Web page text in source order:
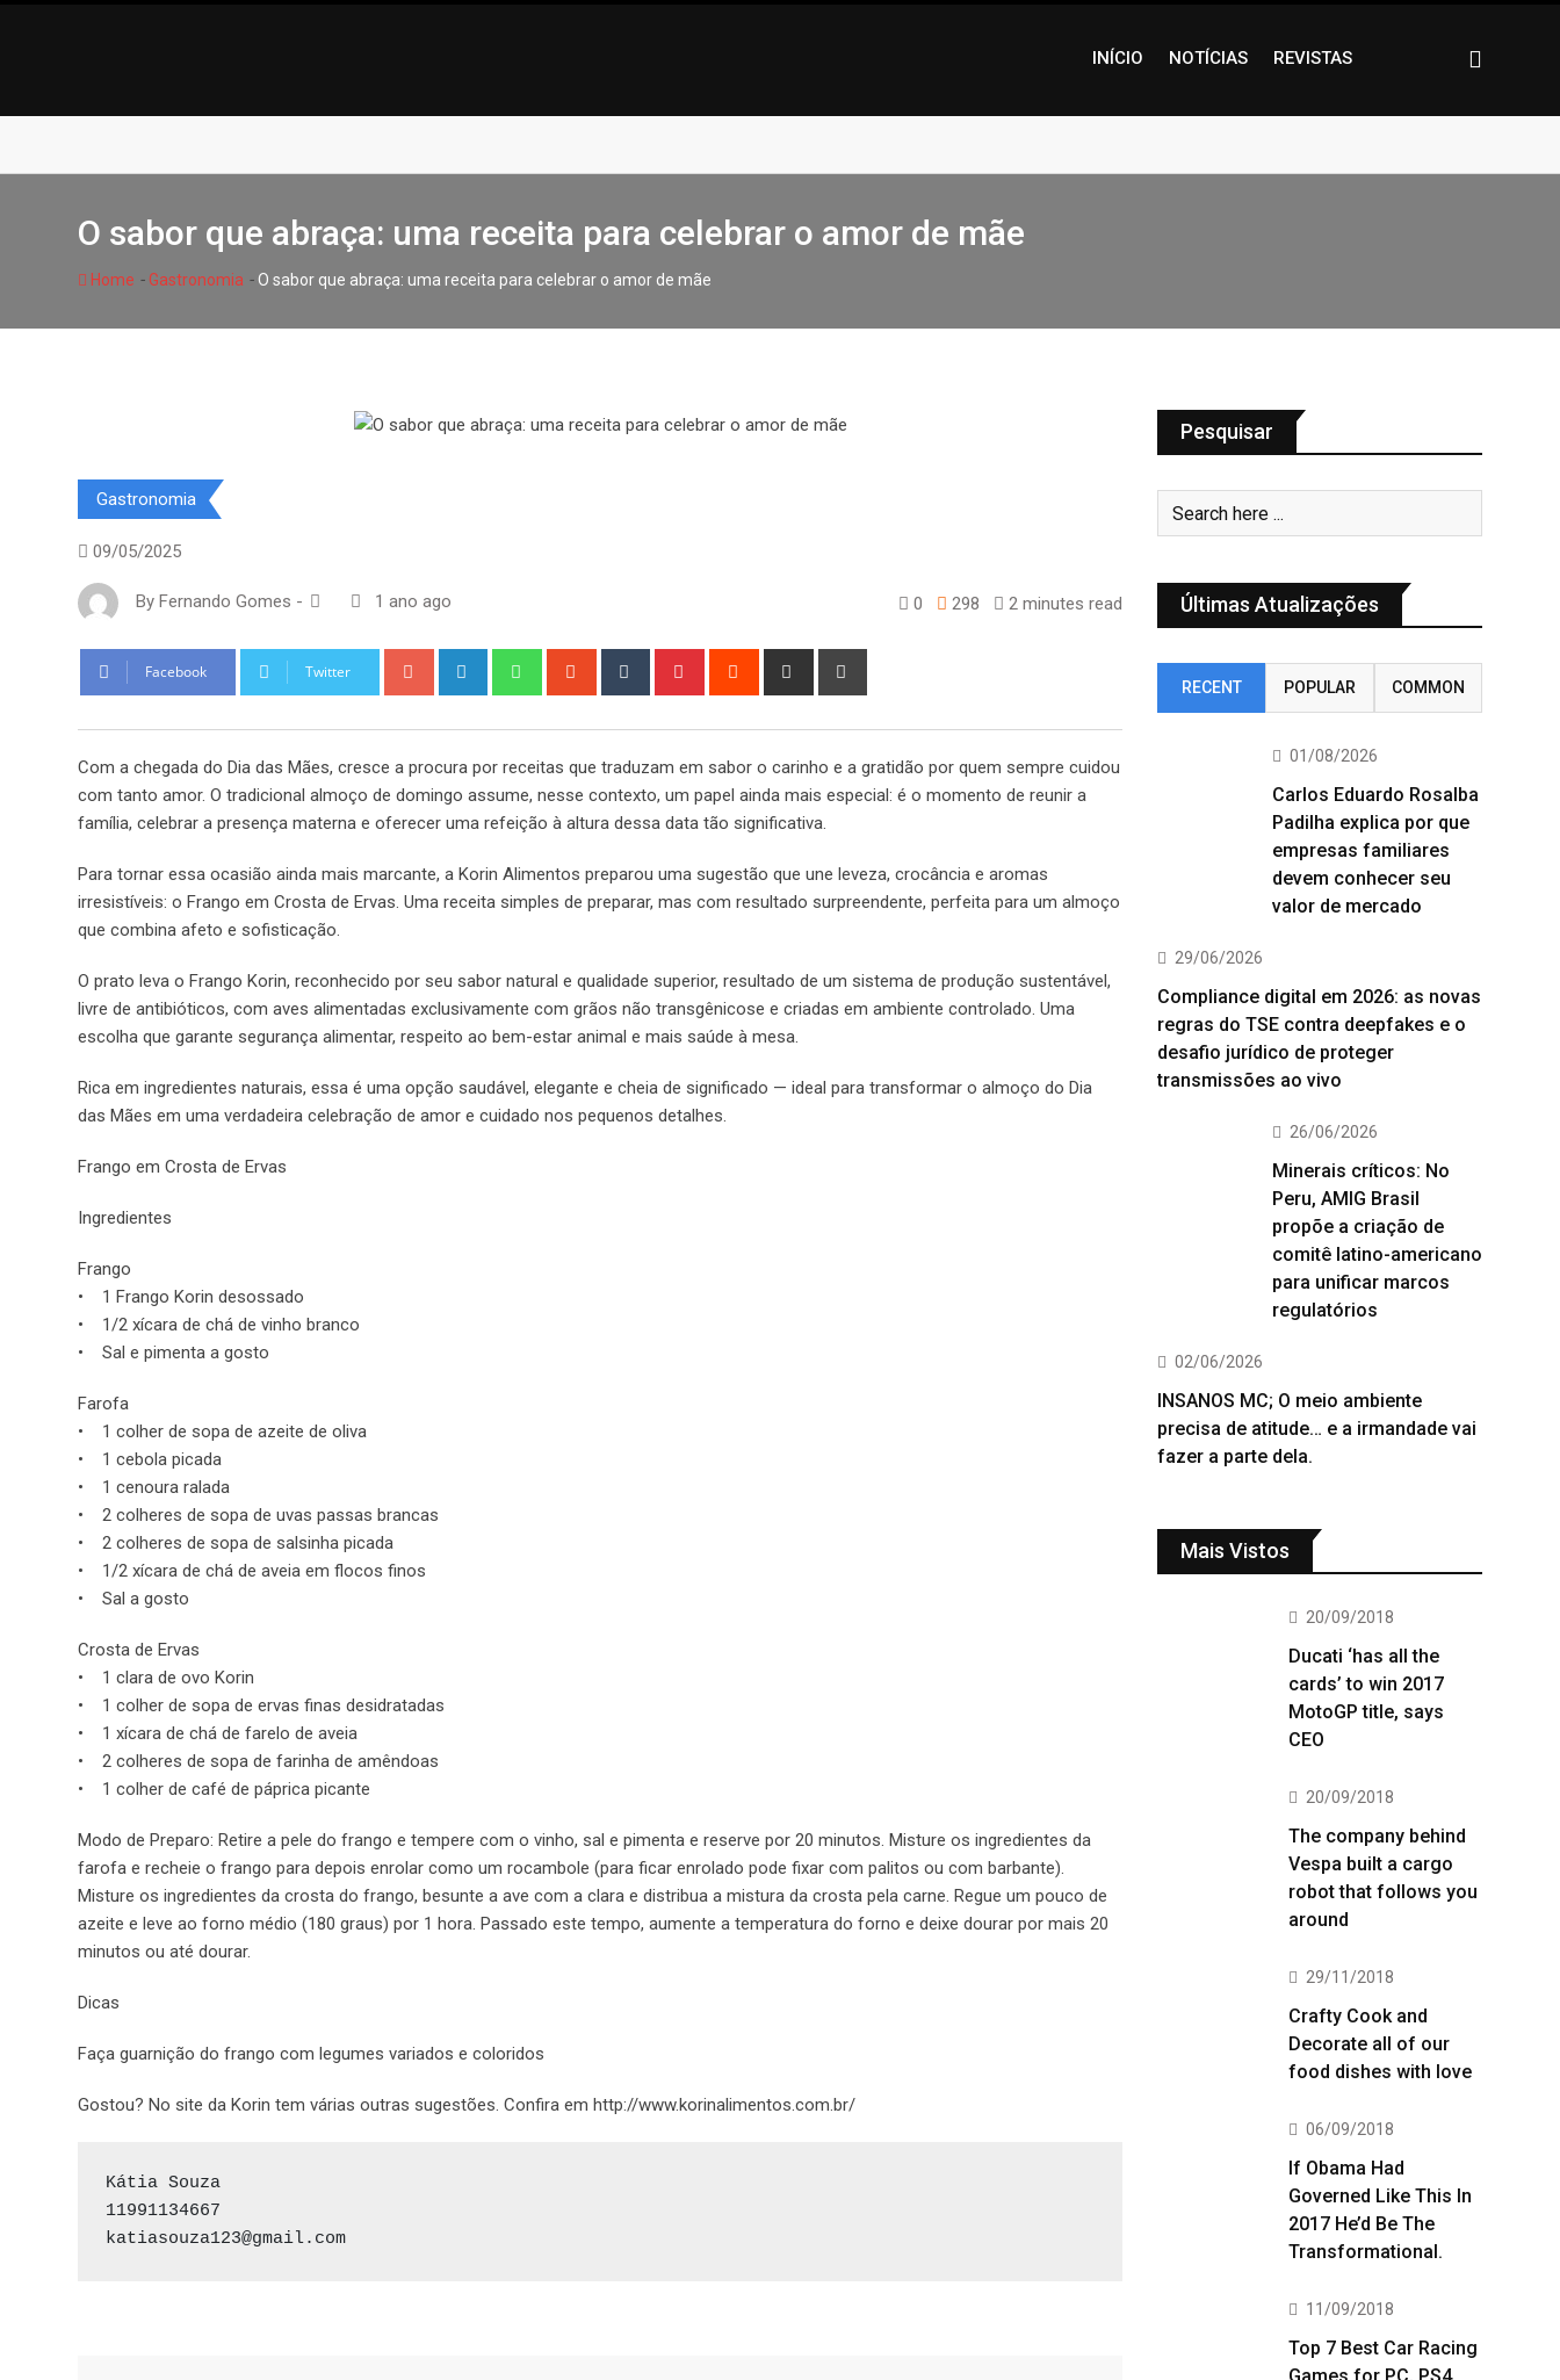
INÍCIO NOTÍCIAS REVISTAS
O sabor que abraça: uma receita para celebrar o amor de mãe
Home - Gastronomia -O sabor que abraça: uma receita para celebrar o amor de mãe
Gastronomia
09/05/2025
By Fernando Gomes - 1 ano ago 0 298 2 minutes read
Facebook Twitter Google+ LinkedIn WhatsappStumbleUpon
Tumblr Pinterest Reddit
Share
Com a chegada do Dia das Mães, cresce a procura por receitas que traduzam em sabor o carinho e a gratidão por quem sempre cuidou
com tanto amor. O tradicional almoço de domingo assume, nesse contexto, um papel ainda mais especial: é o momento de reunir a
família, celebrar a presença materna e oferecer uma refeição à altura dessa data tão significativa.
Para tornar essa ocasião ainda mais marcante, a Korin Alimentos preparou uma sugestão que une leveza, crocância e aromas
irresistíveis: o Frango em Crosta de Ervas. Uma receita simples de preparar, mas com resultado surpreendente, perfeita para um almoço
que combina afeto e sofisticação.
O prato leva o Frango Korin, reconhecido por seu sabor natural e qualidade superior, resultado de um sistema de produção sustentável,
livre de antibióticos, com aves alimentadas exclusivamente com grãos não transgênicose e criadas em ambiente controlado. Uma
escolha que garante segurança alimentar, respeito ao bem-estar animal e mais saúde à mesa.
Rica em ingredientes naturais, essa é uma opção saudável, elegante e cheia de significado — ideal para transformar o almoço do Dia
das Mães em uma verdadeira celebração de amor e cuidado nos pequenos detalhes.
Frango em Crosta de Ervas
Ingredientes
Frango
• 1 Frango Korin desossado
• 1/2 xícara de chá de vinho branco
• Sal e pimenta a gosto
Farofa
• 1 colher de sopa de azeite de oliva
• 1 cebola picada
• 1 cenoura ralada
• 2 colheres de sopa de uvas passas brancas
• 2 colheres de sopa de salsinha picada
• 1/2 xícara de chá de aveia em flocos finos
• Sal a gosto
Crosta de Ervas
• 1 clara de ovo Korin
• 1 colher de sopa de ervas finas desidratadas
• 1 xícara de chá de farelo de aveia
• 2 colheres de sopa de farinha de amêndoas
• 1 colher de café de páprica picante
Modo de Preparo: Retire a pele do frango e tempere com o vinho, sal e pimenta e reserve por 20 minutos. Misture os ingredientes da
farofa e recheie o frango para depois enrolar como um rocambole (para ficar enrolado pode fixar com palitos ou com barbante).
Misture os ingredientes da crosta do frango, besunte a ave com a clara e distribua a mistura da crosta pela carne. Regue um pouco de
azeite e leve ao forno médio (180 graus) por 1 hora. Passado este tempo, aumente a temperatura do forno e deixe dourar por mais 20
minutos ou até dourar.
Dicas
Faça guarnição do frango com legumes variados e coloridos
Gostou? No site da Korin tem várias outras sugestões. Confira em http://www.korinalimentos.com.br/
Kátia Souza
11991134667
katiasouza123@gmail.com
Pesquisar
Últimas Atualizações
RECENT POPULAR COMMON
01/08/2026
Carlos Eduardo Rosalba
Padilha explica por que
empresas familiares
devem conhecer seu
valor de mercado
29/06/2026
Compliance digital em 2026: as novas
regras do TSE contra deepfakes e o
desafio jurídico de proteger
transmissões ao vivo
26/06/2026
Minerais críticos: No
Peru, AMIG Brasil
propõe a criação de
comitê latino-americano
para unificar marcos
regulatórios
02/06/2026
INSANOS MC; O meio ambiente
precisa de atitude… e a irmandade vai
fazer a parte dela.
Mais Vistos
20/09/2018
Ducati ‘has all the
cards’ to win 2017
MotoGP title, says
CEO
20/09/2018
The company behind
Vespa built a cargo
robot that follows you
around
29/11/2018
Crafty Cook and
Decorate all of our
food dishes with love
06/09/2018
If Obama Had
Governed Like This In
2017 He’d Be The
Transformational.
11/09/2018
Top 7 Best Car Racing